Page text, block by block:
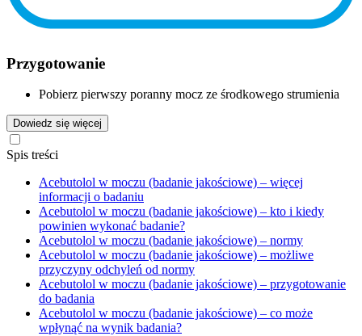
Przygotowanie
Pobierz pierwszy poranny mocz ze środkowego strumienia
Dowiedz się więcej
Spis treści
Acebutolol w moczu (badanie jakościowe) – więcej
informacji o badaniu
Acebutolol w moczu (badanie jakościowe) – kto i kiedy
powinien wykonać badanie?
Acebutolol w moczu (badanie jakościowe) – normy
Acebutolol w moczu (badanie jakościowe) – możliwe
przyczyny odchyleń od normy
Acebutolol w moczu (badanie jakościowe) – przygotowanie
do badania
Acebutolol w moczu (badanie jakościowe) – co może
wpłynąć na wynik badania?